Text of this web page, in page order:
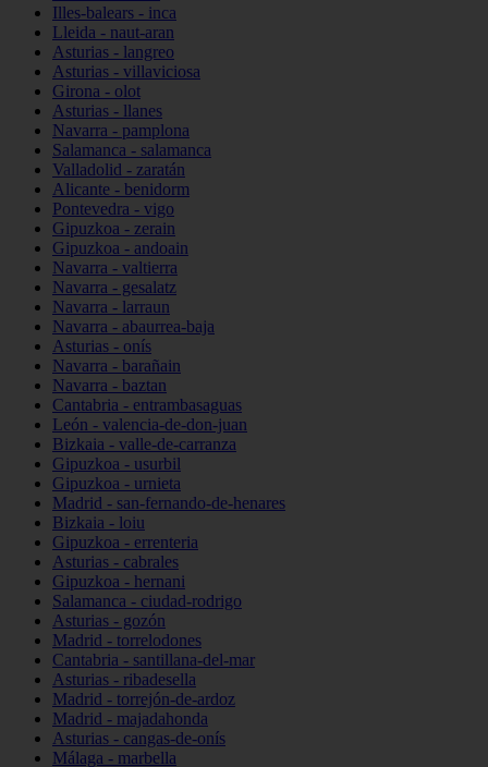
Illes-balears - inca
Lleida - naut-aran
Asturias - langreo
Asturias - villaviciosa
Girona - olot
Asturias - llanes
Navarra - pamplona
Salamanca - salamanca
Valladolid - zaratán
Alicante - benidorm
Pontevedra - vigo
Gipuzkoa - zerain
Gipuzkoa - andoain
Navarra - valtierra
Navarra - gesalatz
Navarra - larraun
Navarra - abaurrea-baja
Asturias - onís
Navarra - barañain
Navarra - baztan
Cantabria - entrambasaguas
León - valencia-de-don-juan
Bizkaia - valle-de-carranza
Gipuzkoa - usurbil
Gipuzkoa - urnieta
Madrid - san-fernando-de-henares
Bizkaia - loiu
Gipuzkoa - errenteria
Asturias - cabrales
Gipuzkoa - hernani
Salamanca - ciudad-rodrigo
Asturias - gozón
Madrid - torrelodones
Cantabria - santillana-del-mar
Asturias - ribadesella
Madrid - torrejón-de-ardoz
Madrid - majadahonda
Asturias - cangas-de-onís
Málaga - marbella